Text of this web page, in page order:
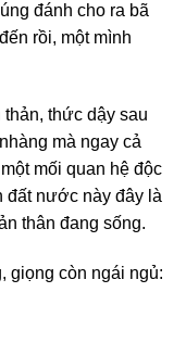
đánh cho ra bã
rồi, một mình
thức dậy sau
mà ngay cả
mối quan hệ độc
đất nước này đây là
thân đang sống.
giọng còn ngái ngủ: